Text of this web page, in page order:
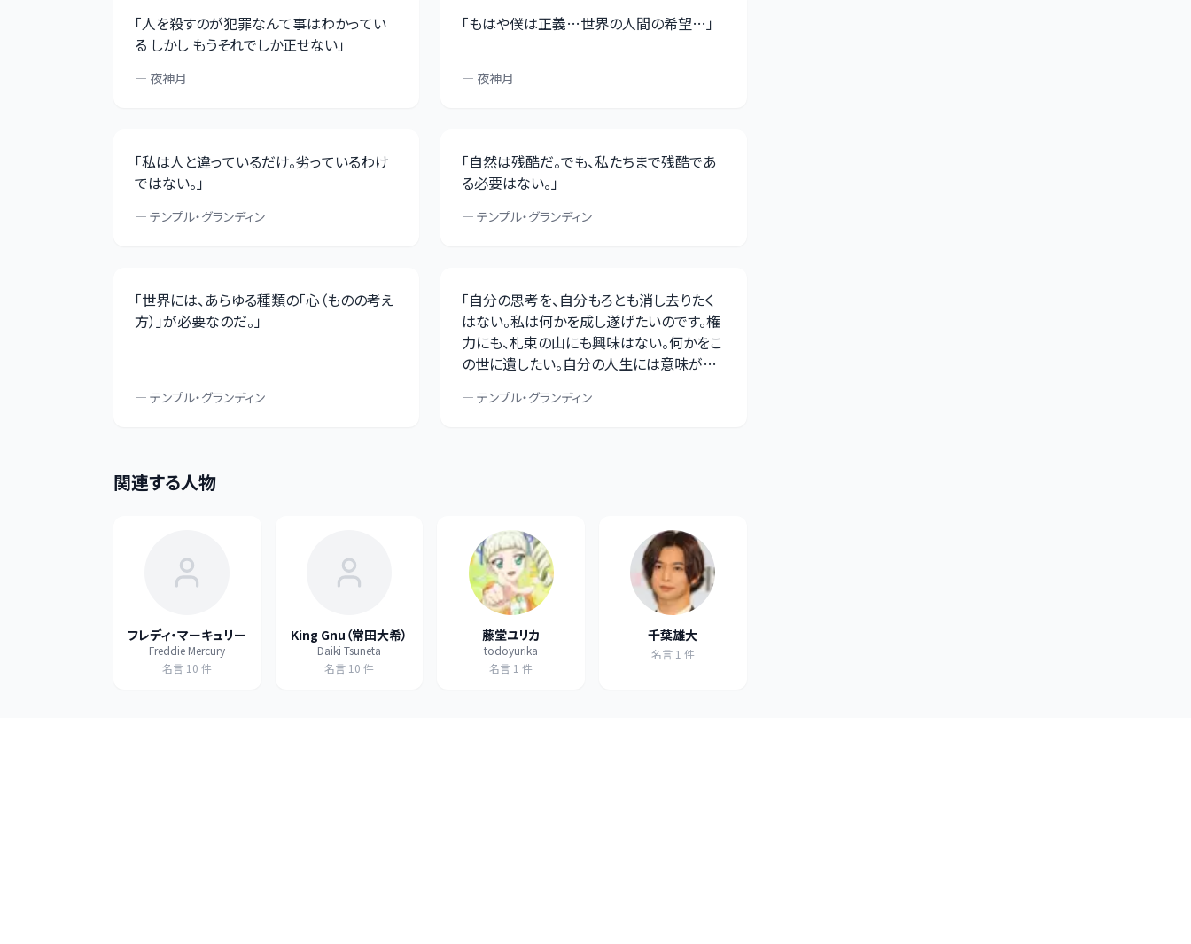
「人を殺すのが犯罪なんて事はわかってい
る しかし もうそれでしか正せない」
— 夜神月
「もはや僕は正義…世界の人間の希望…」
— 夜神月
「私は人と違っているだけ。劣っているわけ
ではない。」
— テンプル・グランディン
「自然は残酷だ。でも、私たちまで残酷であ
る必要はない。」
—テンプル・グランディン
「世界には、あらゆる種類の「心（ものの考え
方）」が必要なのだ。」
— テンプル・グランディン
「自分の思考を、自分もろとも消し去りたく
はない。私は何かを成し遂げたいのです。権
力にも、札束の山にも興味はない。何かをこ
の世に遺したい。自分の人生には意味があ
—テンプル・グランディン
関連する人物
フレディ・マーキュリー
Freddie Mercury
名言 10 件
King Gnu（常田大希）
Daiki Tsuneta
名言 10 件
藤堂ユリカ
todoyurika
名言 1 件
千葉雄大
名言 1 件